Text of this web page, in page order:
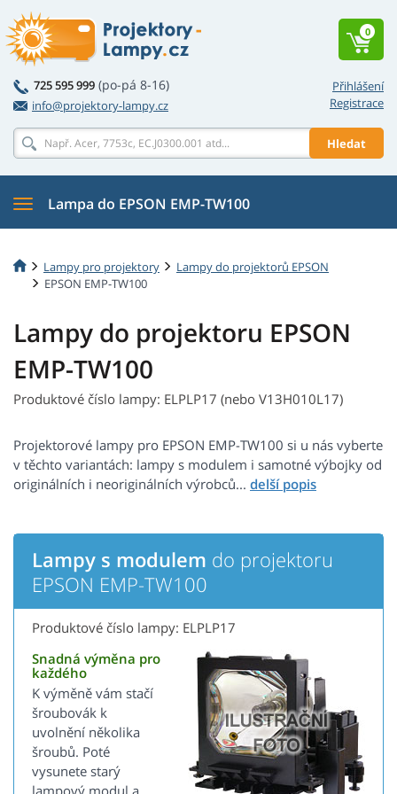
Přihlášení
Registrace
725 595 999 (po-pá 8-16)
info@projektory-lampy.cz
Hledat
0
Lampa do EPSON EMP-TW100
Lampy pro projektory
Lampy do projektorů EPSON
EPSON EMP-TW100
Lampy do projektoru EPSON
EMP-TW100
Produktové číslo lampy: ELPLP17 (nebo V13H010L17)
Projektorové lampy pro EPSON EMP-TW100 si u nás vyberte
v těchto variantách: lampy s modulem i samotné výbojky od
originálních i neoriginálních výrobců...
Lampy s modulem do projektoru
EPSON EMP-TW100
Produktové číslo lampy: ELPLP17
Snadná výměna pro
každého
K výměně vám stačí
šroubovák k
uvolnění několika
šroubů. Poté
vysunete starý